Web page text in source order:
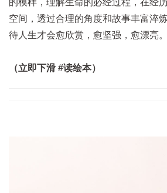
空间，透过合理的角度和故事丰富淬
待人生才会愈欣赏，愈坚强，愈漂亮。
（立即下滑 #读绘本）